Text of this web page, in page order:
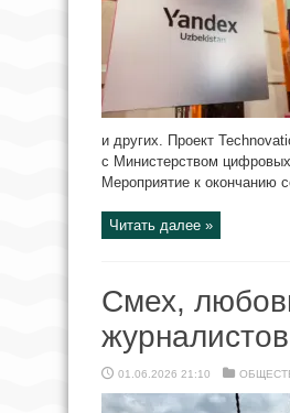
и других. Проект
с Министерством цифровых
Мероприятие к окончанию
Читать далее »
Смех,
01.06.2026 21:10